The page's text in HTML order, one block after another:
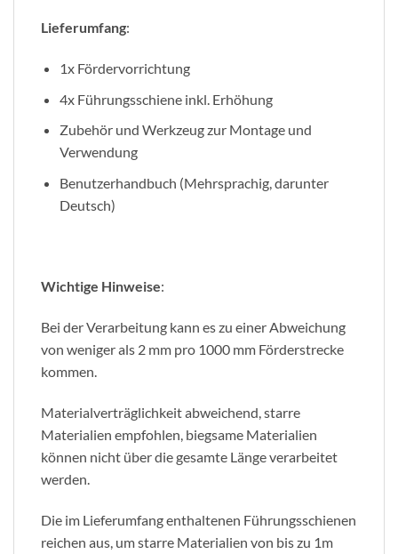
Lieferumfang:
1x Fördervorrichtung
4x Führungsschiene inkl. Erhöhung
Zubehör und Werkzeug zur Montage und
Verwendung
Benutzerhandbuch (Mehrsprachig, darunter
Deutsch)
Wichtige Hinweise:
Bei der Verarbeitung kann es zu einer Abweichung
von weniger als 2 mm pro 1000 mm Förderstrecke
kommen.
Materialverträglichkeit abweichend, starre
Materialien empfohlen, biegsame Materialien
können nicht über die gesamte Länge verarbeitet
werden.
Die im Lieferumfang enthaltenen Führungsschienen
reichen aus, um starre Materialien von bis zu 1m